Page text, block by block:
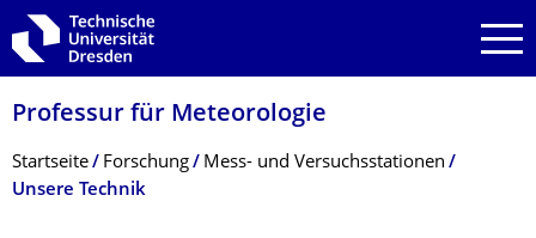
Zur Hauptnavigation springen
Zur Suche springen
Zum Inhalt springen
Professur für Meteorologie
Breadcrumb-Menü
Startseite Forschung
Mess- und Versuchsstationen
Unsere Technik